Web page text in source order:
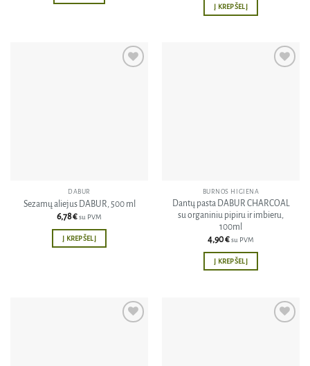
Į KREPŠELĮ
DABUR
Sezamų aliejus DABUR, 500 ml
6,78€su PVM
Į KREPŠELĮ
BURNOS HIGIENA
Dantų pasta DABUR CHARCOAL
su organiniu pipiru ir imbieru,
100ml
4,90€su PVM
Į KREPŠELĮ